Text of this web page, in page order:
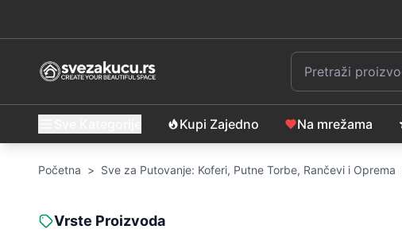
Kupi Zajedno Na mrežama
Početna > Sve za Putovanje: Koferi, Putne Torbe, Rančevi i Oprema
Vrste Proizvoda